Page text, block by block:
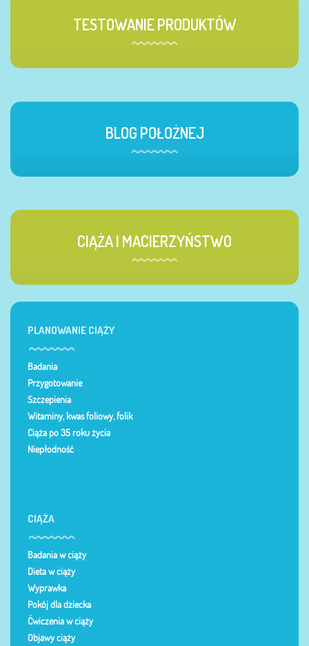
TESTOWANIE PRODUKTÓW
BLOG POŁOŻNEJ
CIĄŻA I MACIERZYŃSTWO
PLANOWANIE CIĄŻY
Badania
Przygotowanie
Szczepienia
Witaminy, kwas foliowy, folik
Ciąża po 35 roku życia
Niepłodność
CIĄŻA
Badania w ciąży
Dieta w ciąży
Wyprawka
Pokój dla dziecka
Ćwiczenia w ciąży
Objawy ciąży